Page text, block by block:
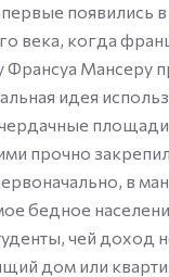
появились в
века, когда
Франсуа Мансеру
идея
прочно
в
бедное
чей доход
дом или